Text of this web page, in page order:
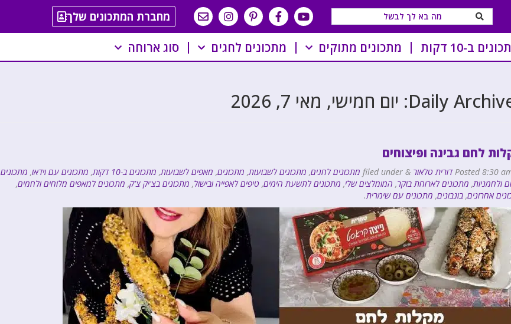
מחברת המתכונים שלך
ב-10 דקות מתכונים מתוקים מתכונים לחגים סוג ארוחה
Daily יום חמישי, מאי 7, 2026
לחם גבינה ופיצוחים
Posted8:30 דורית טלאור & מתכונים לחגים, מתכונים לשבועות, מתכונים, מאפים לשבועות, מתכונים ב-10 דקות , מתכונים עם וידאו, מתכונים
ולחמניות, מתכונים לארוחת בוקר, המומלצים שלי, מתכונים לתשעת הימים, טיפים לאפייה ובישול, מתכונים בצ'יק צ'ק, מתכונים למאפים מלוחים ולחמים,
אחרונים, בונבונים, מתכונים עם שימרית.